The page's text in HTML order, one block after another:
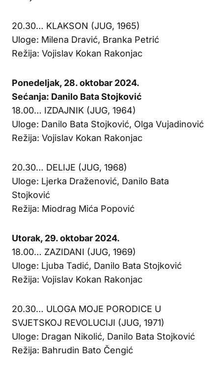
20.30… KLAKSON (JUG, 1965)
Uloge: Milena Dravić, Branka Petrić
Režija: Vojislav Kokan Rakonjac
Ponedeljak, 28. oktobar 2024.
Sećanja: Danilo Bata Stojković
18.00… IZDAJNIK (JUG, 1964)
Uloge: Danilo Bata Stojković, Olga Vujadinović
Režija: Vojislav Kokan Rakonjac
20.30… DELIJE (JUG, 1968)
Uloge: Ljerka Draženović, Danilo Bata
Stojković
Režija: Miodrag Mića Popović
Utorak, 29. oktobar 2024.
18.00… ZAZIDANI (JUG, 1969)
Uloge: Ljuba Tadić, Danilo Bata Stojković
Režija: Vojislav Kokan Rakonjac
20.30… ULOGA MOJE PORODICE U
SVJETSKOJ REVOLUCIJI (JUG, 1971)
Uloge: Dragan Nikolić, Danilo Bata Stojković
Režija: Bahrudin Bato Čengić